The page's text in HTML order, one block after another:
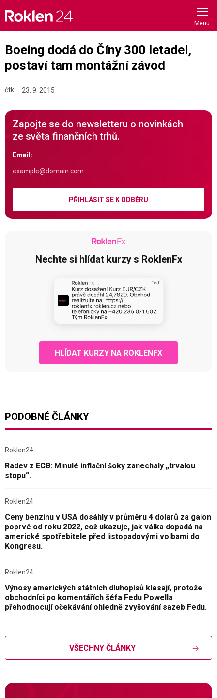
content
Boeing dodá do Číny 300 letadel,
postaví tam montážní závod
čtk 23. 9. 2015
Zapojte se do newsletteru o novinkách
ze světa finančních trhů.
Email:
PŘIHLÁSIT SE K ODBĚRU
Nechte si hlídat kurzy s RoklenFx
HLÍDAT KURZY NA ROKLENFX
PODOBNÉ ČLÁNKY
Roklen24
Radev z ECB: Minulé inflační šoky zanechaly „trvalou
stopu“.
Roklen24
Ceny benzinu v USA dosáhly v průměru 4 dolarů za galon
poprvé od roku 2022, což ukazuje, jak válka dopadá na
americké spotřebitele před listopadovými volbami do
Kongresu.
Roklen24
Výnosy amerických státních dluhopisů klesají, protože
obchodníci po komentářích šéfa Fedu Powella
přehodnocují očekávání ohledně zvyšování sazeb Fedu.
VŠECHNY ČLÁNKY